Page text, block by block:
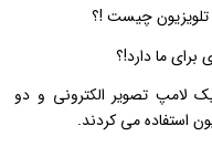
تلویزیون چیست !؟
ما دارد!؟
لامپ تصویر الکترونی و دو
استفاده می کردند.